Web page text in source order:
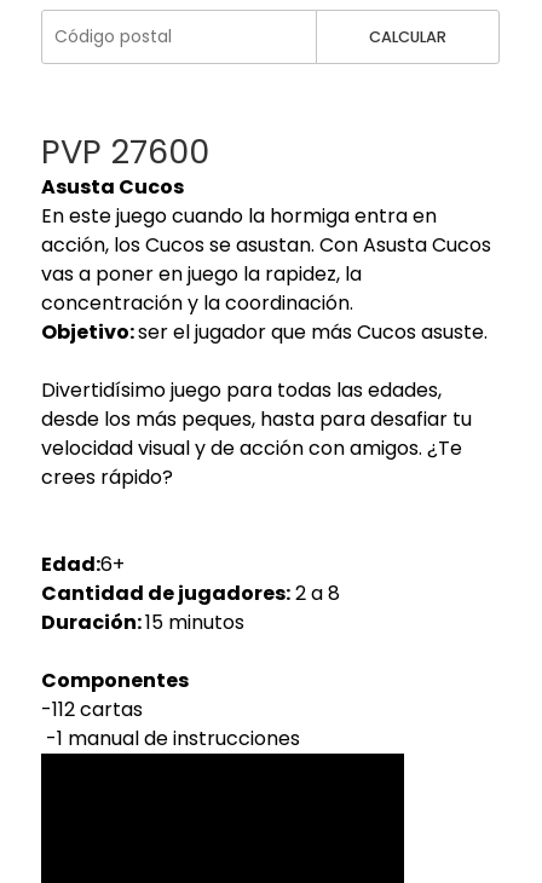
CALCULAR
PVP 27600
Asusta Cucos
En este juego cuando la hormiga entra en
acción, los Cucos se asustan. Con Asusta Cucos
vas a poner en juego la rapidez, la
concentración y la coordinación.
Objetivo:ser el jugador que más Cucos asuste.
Divertidísimo juego para todas las edades,
desde los más peques, hasta para desafiar tu
velocidad visual y de acción con amigos. ¿Te
crees rápido?
Edad:6+
Cantidad de jugadores:2 a 8
Duración:15 minutos
Componentes
-112 cartas
-1 manual de instrucciones